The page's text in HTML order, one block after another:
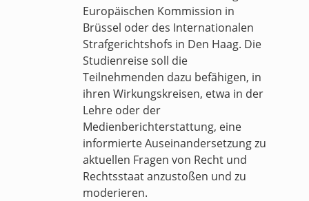
Europäischen Kommission in
Brüssel oder des Internationalen
Strafgerichtshofs in Den Haag. Die
Studienreise soll die
Teilnehmenden dazu befähigen, in
ihren Wirkungskreisen, etwa in der
Lehre oder der
Medienberichterstattung, eine
informierte Auseinandersetzung zu
aktuellen Fragen von Recht und
Rechtsstaat anzustoßen und zu
moderieren.